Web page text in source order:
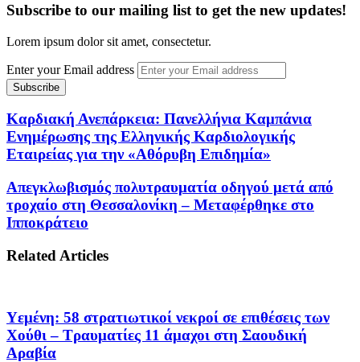
Subscribe to our mailing list to get the new updates!
Lorem ipsum dolor sit amet, consectetur.
Enter your Email address
Καρδιακή Ανεπάρκεια: Πανελλήνια Καμπάνια
Ενημέρωσης της Ελληνικής Καρδιολογικής
Εταιρείας για την «Αθόρυβη Επιδημία»
Απεγκλωβισμός πολυτραυματία οδηγού μετά από
τροχαίο στη Θεσσαλονίκη – Μεταφέρθηκε στο
Ιπποκράτειο
Related Articles
Υεμένη: 58 στρατιωτικοί νεκροί σε επιθέσεις των
Χούθι – Τραυματίες 11 άμαχοι στη Σαουδική
Αραβία